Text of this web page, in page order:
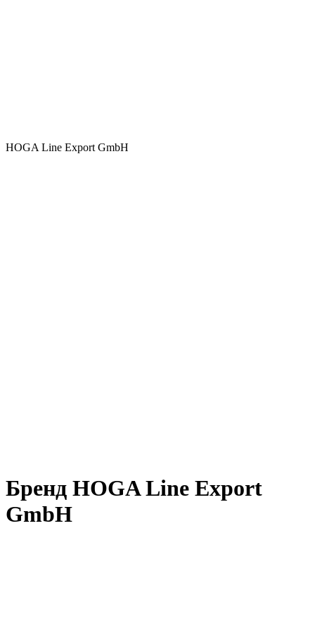
HOGA Line Export GmbH
Бренд HOGA Line Export
GmbH